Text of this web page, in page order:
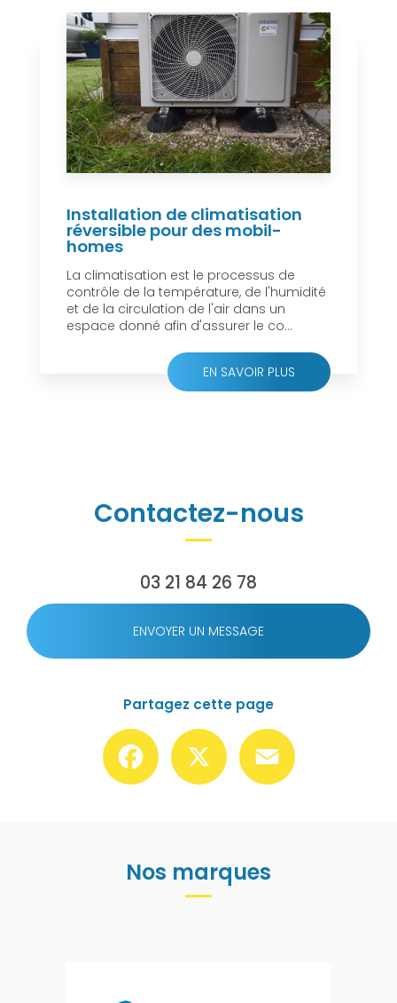
Installation de climatisation
réversible pour des mobil-
homes
La climatisation est le processus de
contrôle de la température, de l'humidité
et de la circulation de l'air dans un
espace donné afin d'assurer le co...
EN SAVOIR PLUS
Contactez-nous
03 21 84 26 78
ENVOYER UN MESSAGE
Partagez cette page
Facebook
Nos marques